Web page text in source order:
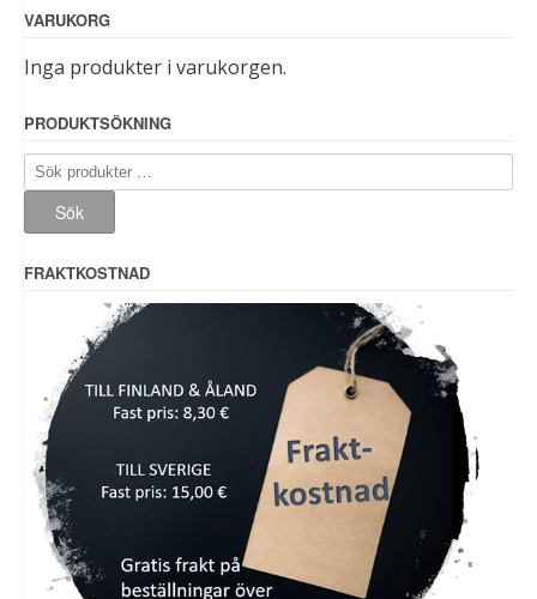
VARUKORG
Inga produkter i varukorgen.
PRODUKTSÖKNING
Sök
efter:
Sök
FRAKTKOSTNAD